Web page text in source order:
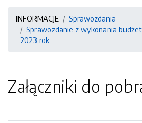
INFORMACJE
Sprawozdania
Sprawozdanie z wykonania
2023 rok
Załączniki do